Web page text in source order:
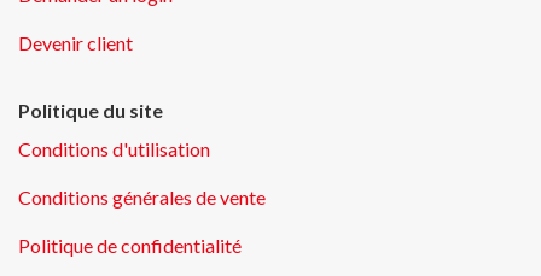
Devenir client
Politique du site
Conditions d'utilisation
Conditions générales de vente
Politique de confidentialité